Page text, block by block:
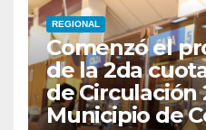
REGIONAL
Comenzó el
de la 2da
de Circulación
Municipio de